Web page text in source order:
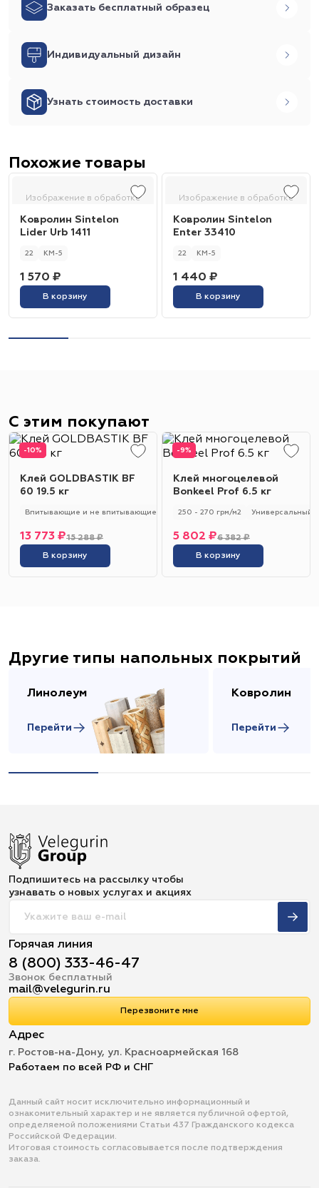
Заказать бесплатный образец
Индивидуальный дизайн
Узнать стоимость доставки
Похожие товары
Изображение в обработке
Ковролин Sintelon
Lider Urb 1411
22 КМ-5
1 570 ₽
В корзину
Изображение в обработке
Ковролин Sintelon
Enter 33410
22 КМ-5
1 440 ₽
В корзину
С этим покупают
-10%
Клей GOLDBASTIK BF
60 19.5 кг
Впитывающие и не впитывающие 250 - 280 гр/м2 Универсальный
15 288 ₽
13 773 ₽
В корзину
-9%
Клей многоцелевой
Bonkeel Prof 6.5 кг
250 - 270 грм/м2 Универсальный
6 382 ₽
5 802 ₽
В корзину
Другие типы напольных покрытий
Линолеум
Перейти
Ковролин
Перейти
Подпишитесь на рассылку чтобы
узнавать о новых услугах и акциях
Горячая линия
8 (800) 333-46-47
Звонок бесплатный
mail@velegurin.ru
Перезвоните мне
Адрес
г. Ростов-на-Дону, ул. Красноармейская 168
Работаем по всей РФ и СНГ
Данный сайт носит исключительно информационный и
ознакомительный характер и не является публичной офертой,
определяемой положениями Статьи 437 Гражданского кодекса
Российской Федерации.
Итоговая стоимость согласовывается после подтверждения
заказа.